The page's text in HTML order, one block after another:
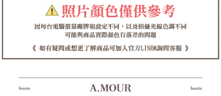
２．訂單成立數日內，您將收到繳費通知簡訊。
３．收到繳費通知簡訊後14天內，點擊此簡訊中的連結，可透過四大超商／
※ 請注意：結帳手續完成當下不需立刻繳費，但若您需要取消訂單，請聯絡
購買商品的店家。未經商家同意取消之訂單仍視為有效，需透過AFTEE先享
後付繳納相關費用。
※ 交易是否成功請以「AFTEE先享後付 」之結帳頁面顯示為準，若有關於
【注意事項】
每筆NT$60，滿NT$1,380(含以上)免運費
7-11取貨付款
每筆NT$60，滿NT$1,380(含以上)免運費
付款後7-11取貨
郵局